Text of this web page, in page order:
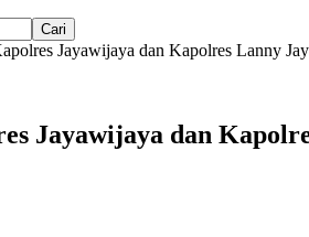
Jayawijaya dan Kapolres Lanny
Jayawijaya dan